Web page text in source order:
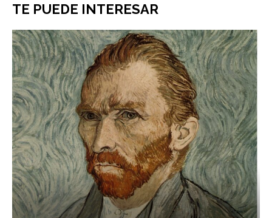
TE PUEDE INTERESAR